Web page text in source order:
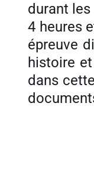
durant
4 heures
épreuve
histoire
dans